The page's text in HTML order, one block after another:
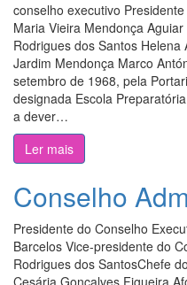
conselho executivo
Maria Vieira Mendonça
Rodrigues dos Santos
Jardim Mendonça Marco
setembro de 1968, pela
designada Escola
a dever…
Ler mais
Conselho
Presidente do Conselho
Barcelos Vice-presidente do
Rodrigues dos SantosChefe
Cesária Gonçalves Figueira